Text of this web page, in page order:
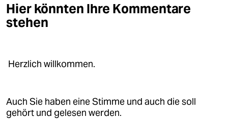
Hier könnten Ihre Kommentare
stehen
Herzlich willkommen.
Auch Sie haben eine Stimme und auch die soll
gehört und gelesen werden.